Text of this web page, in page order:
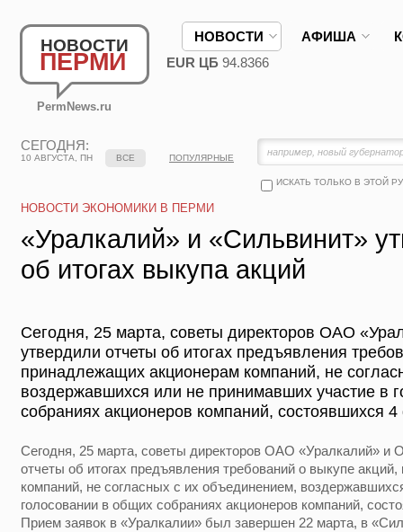
НОВОСТИ
ПЕРМИ
PermNews.ru
НОВОСТИ АФИША
EUR ЦБ 94.8366
СЕГОДНЯ:
10 АВГУСТА, ПН
ИСКАТЬ ТОЛЬКО В ЭТОЙ
ВСЕ ПОПУЛЯРНЫЕ
НОВОСТИ ЭКОНОМИКИ В ПЕРМИ
«Уралкалий» и «Сильвинит»
об итогах выкупа акций
Сегодня, 25 марта, советы директоров ОАО
утвердили отчеты об итогах предъявления
принадлежащих акционерам компаний, не
воздержавшихся или не принимавших участие в
собраниях акционеров компаний, состоявшихся
Сегодня, 25 марта, советы директоров ОАО «Уралкалий» и
отчеты об итогах предъявления требований о выкупе
компаний, не согласных с их объединением,
голосовании в общих собраниях акционеров компаний,
Прием заявок в «Уралкалии» был завершен 22 марта, в